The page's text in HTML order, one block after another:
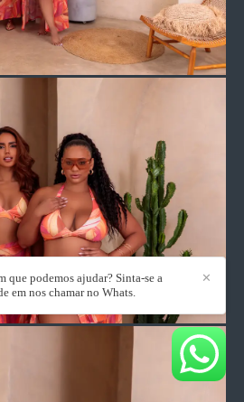
✕
que podemos ajudar? Sinta-se a
em nos chamar no Whats.